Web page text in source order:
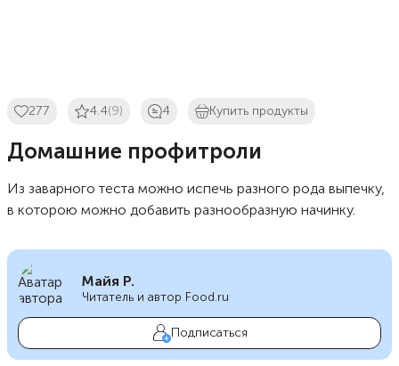
277 4.4(9) 4 Купить продукты
Домашние профитроли
Из заварного теста можно испечь разного рода выпечку,
в которою можно добавить разнообразную начинку.
Майя Р.
Читатель и автор Food.ru
Подписаться